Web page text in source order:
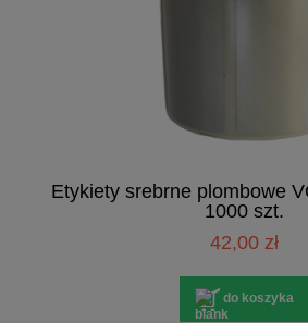
Etykiety srebrne plombowe
1000 szt.
42,00 zł
do koszyka